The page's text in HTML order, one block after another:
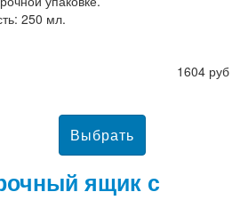
250 мл.
1604 руб
ящик с